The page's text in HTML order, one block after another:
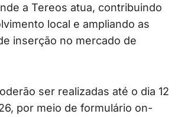
a Tereos atua, contribuindo
local e ampliando as
inserção no mercado de
ser realizadas até o dia 12
por meio de formulário on-